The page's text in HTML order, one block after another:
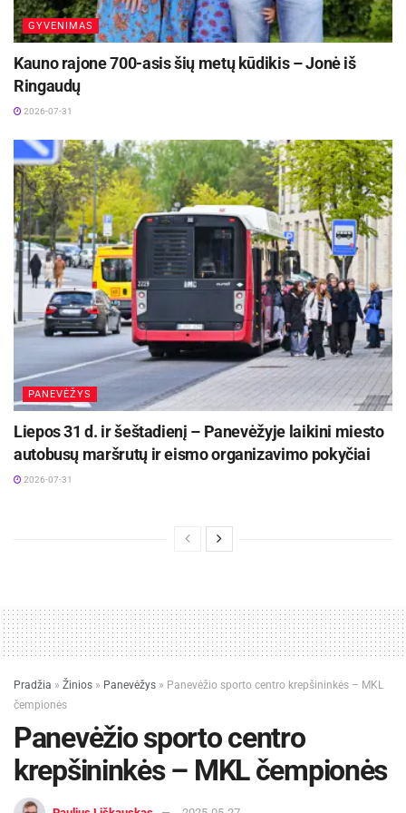
GYVENIMAS
Kauno rajone 700-asis šių metų kūdikis – Jonė iš
Ringaudų
2026-07-31
PANEVĖŽYS
Liepos 31 d. ir šeštadienį – Panevėžyje laikini miesto
autobusų maršrutų ir eismo organizavimo pokyčiai
2026-07-31
Pradžia » Žinios » Panevėžys » Panevėžio sporto centro krepšininkės – MKL
čempionės
Panevėžio sporto centro
krepšininkės – MKL čempionės